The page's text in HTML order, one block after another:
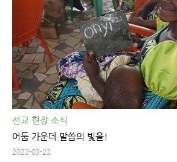
선교 현장 소식
어둠 가운데 말씀의 빛을!
2023-03-23